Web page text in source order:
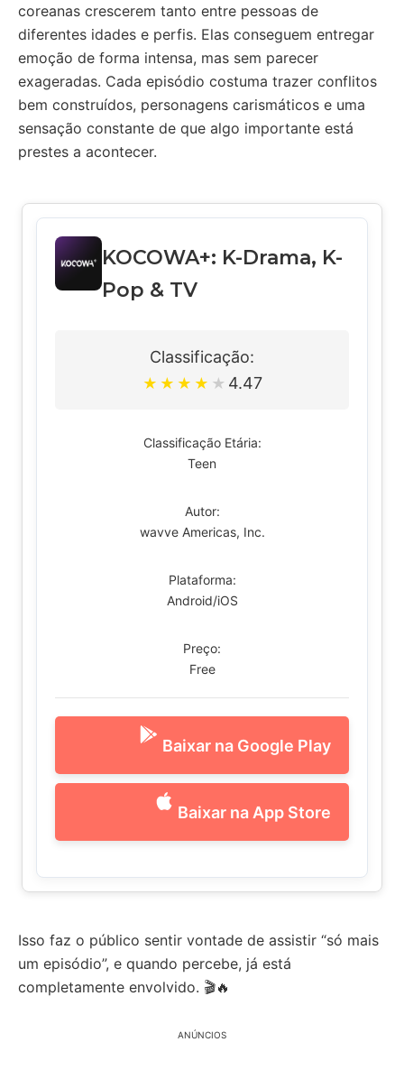
coreanas crescerem tanto entre pessoas de
diferentes idades e perfis. Elas conseguem entregar
emoção de forma intensa, mas sem parecer
exageradas. Cada episódio costuma trazer conflitos
bem construídos, personagens carismáticos e uma
sensação constante de que algo importante está
prestes a acontecer.
KOCOWA+: K-Drama, K-
Pop & TV
Classificação:
★ ★ ★ ★ ★ 4.47
Classificação Etária:
Teen
Autor:
wavve Americas, Inc.
Plataforma:
Android/iOS
Preço:
Free
Baixar na Google Play
Baixar na App Store
Isso faz o público sentir vontade de assistir “só mais
um episódio”, e quando percebe, já está
completamente envolvido. 🎬🔥
ANÚNCIOS